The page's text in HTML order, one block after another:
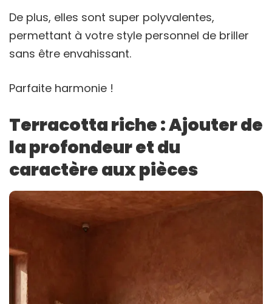
De plus, elles sont super polyvalentes,
permettant à votre style personnel de briller
sans être envahissant.
Parfaite harmonie !
Terracotta riche : Ajouter de
la profondeur et du
caractère aux pièces